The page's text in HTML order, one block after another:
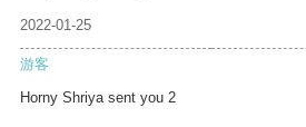
2022-01-25
游客
Horny Shriya sent you 2